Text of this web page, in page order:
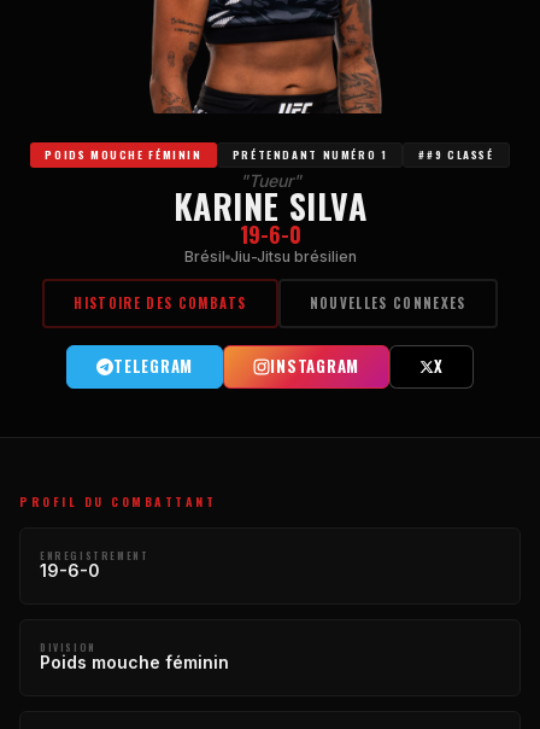
POIDS MOUCHE FÉMININ PRÉTENDANT NUMÉRO 1 ##9 CLASSÉ
"Tueur"
KARINE SILVA
19-6-0
Brésil Jiu-Jitsu brésilien
HISTOIRE DES COMBATS NOUVELLES CONNEXES
TELEGRAM INSTAGRAM X
PROFIL DU COMBATTANT
ENREGISTREMENT
19-6-0
DIVISION
Poids mouche féminin